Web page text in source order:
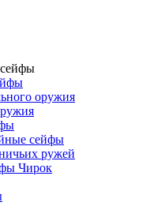
оружия
сейфы
ружей
Чирок